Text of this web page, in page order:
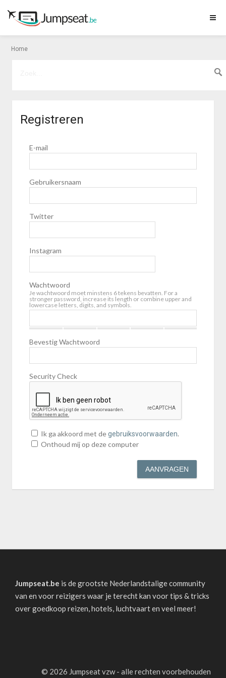
Home
Registreren
E-mail
Gebruikersnaam
Twitter
Instagram
Wachtwoord
Je wachtwoord moet minstens 6 tekens bevatten. For a
stronger password, increase its length or combine upper and
lowercase letters, digits, and symbols.
Bevestig Wachtwoord
Security Check
Ik ga akkoord met degebruiksvoorwaarden.
Onthoud mij op deze computer
Jumpseat.be is de grootste Nederlandstalige community
van en voor reizigers waar je terecht kan voor tips & tricks
over goedkoop reizen, hotels, luchtvaart en veel meer!
© 2026 Jumpseat vzw - alle rechten voorbehouden